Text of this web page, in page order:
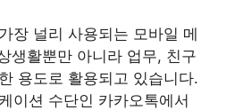
장 널리 사용되는 모바일 메
생활뿐만 아니라 업무, 친구
용도로 활용되고 있습니다.
이션 수단인 카카오톡에서